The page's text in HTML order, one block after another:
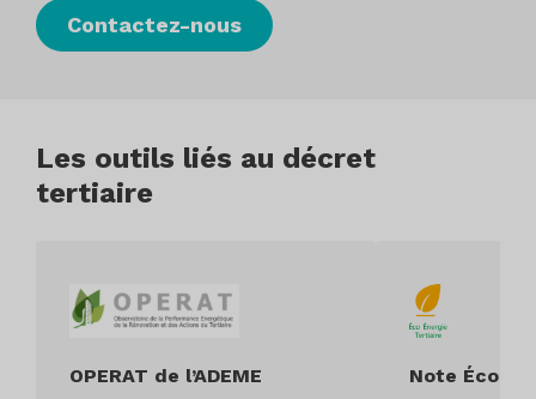
Contactez-nous
Les outils liés au décret
tertiaire
OPERAT de l’ADEME Note Éco